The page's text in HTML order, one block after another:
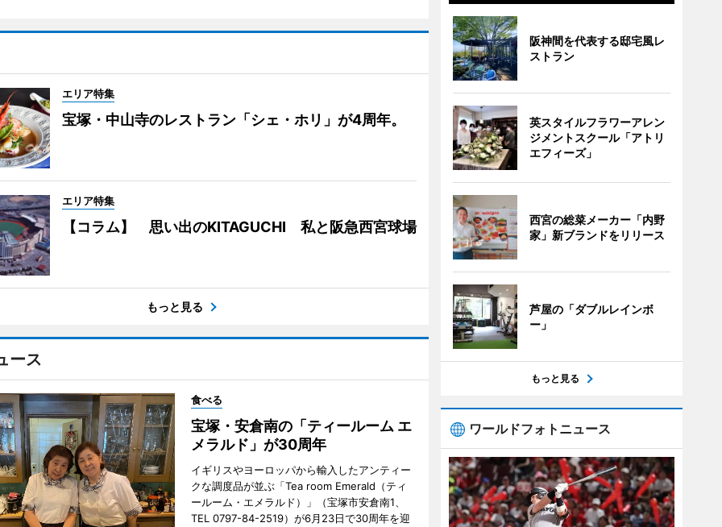
エリア特集
宝塚・中山寺のレストラン「シェ・ホリ」が4周年。
エリア特集
【コラム】 思い出のKITAGUCHI 私と阪急西宮球場
もっと見る
ース
食べる
宝塚・安倉南の「ティールーム エ
メラルド」が30周年
イギリスやヨーロッパから輸入したアンティー
クな調度品が並ぶ「Tea room Emerald（ティ
ールーム・エメラルド）」（宝塚市安倉南1、
TEL 0797-84-2519）が6月23日で30周年を迎
阪神間を代表する邸宅風レ
ストラン
英スタイルフラワーアレン
ジメントスクール「アトリ
エフィーズ」
西宮の総菜メーカー「内野
家」新ブランドをリリース
芦屋の「ダブルレインボ
ー」
もっと見る
ワールドフォトニュース